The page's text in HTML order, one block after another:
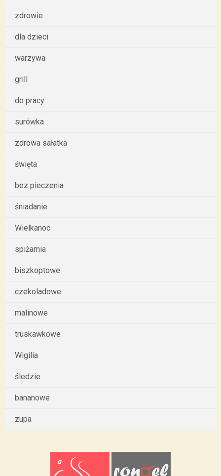
zdrowie
dla dzieci
warzywa
grill
do pracy
surówka
zdrowa sałatka
święta
bez pieczenia
śniadanie
Wielkanoc
spiżarnia
biszkoptowe
czekoladowe
malinowe
truskawkowe
Wigilia
śledzie
bananowe
zupa